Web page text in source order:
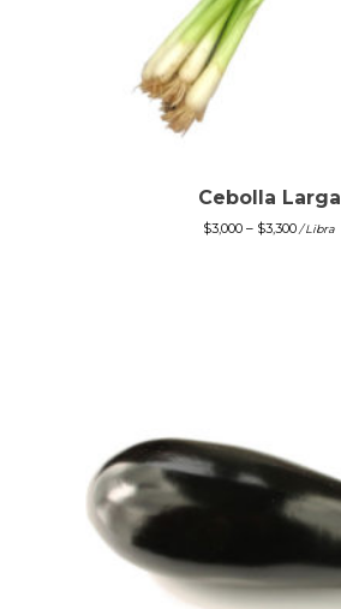
Cebolla Larga
$3,000 – $3,300/ Libra